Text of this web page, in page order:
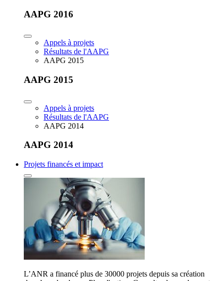
AAPG 2016
Appels à projets
Résultats de l'AAPG
AAPG 2015
AAPG 2015
Appels à projets
Résultats de l'AAPG
AAPG 2014
AAPG 2014
Projets financés et impact
L’ANR a financé plus de 30000 projets depuis sa création